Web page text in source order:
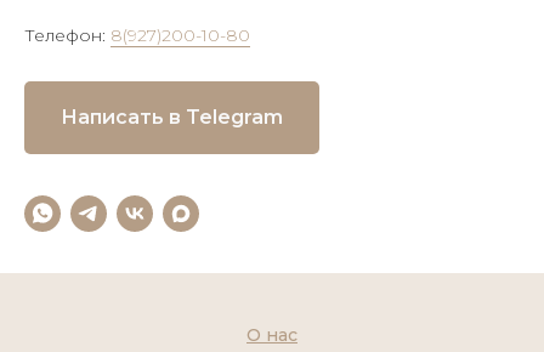
Телефон: 8(927)200-10-80
Написать в Telegram
О нас